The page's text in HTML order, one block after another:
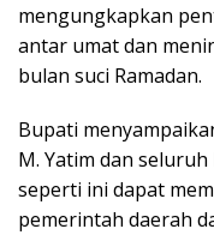
mengungkapkan
antar umat dan
bulan suci Ramadan.
Bupati
M. Yatim dan
seperti ini dapat
pemerintah daerah